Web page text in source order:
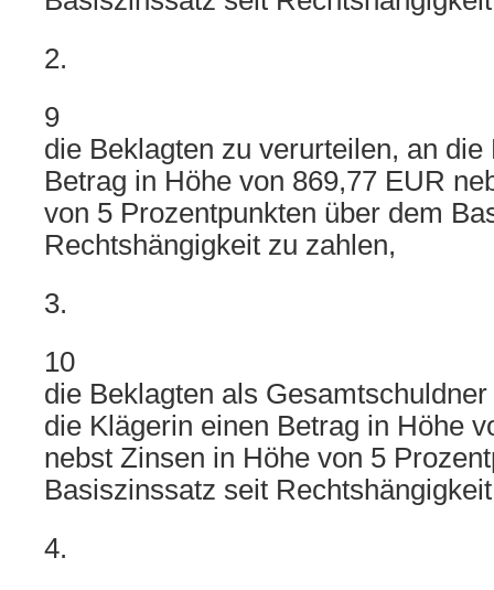
2.
9
die Beklagten zu verurteilen, an die
Betrag in Höhe von 869,77 EUR
von 5 Prozentpunkten über dem
Rechtshängigkeit zu zahlen,
3.
10
die Beklagten als
die Klägerin einen Betrag in Höhe
nebst Zinsen in Höhe von 5
Basiszinssatz seit
4.